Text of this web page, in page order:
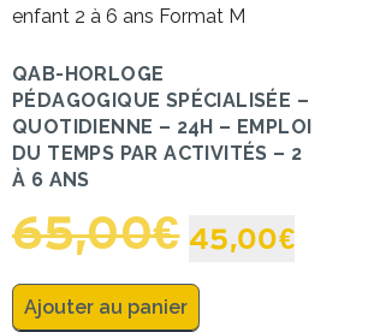
QAB-HORLOGE
PÉDAGOGIQUE SPÉCIALISÉE –
QUOTIDIENNE – 24H – EMPLOI
DU TEMPS PAR ACTIVITÉS – 2
À 6 ANS
65,00€ 45,00€
Ajouter au panier